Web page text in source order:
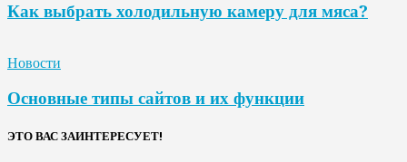
Как выбрать холодильную камеру для мяса?
Новости
Основные типы сайтов и их функции
ЭТО ВАС ЗАИНТЕРЕСУЕТ!